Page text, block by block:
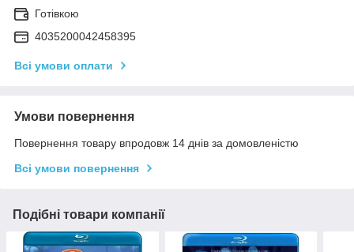
Готівкою
4035200042458395
Всі умови оплати
Умови повернення
Повернення товару впродовж 14 днів за домовленістю
Всі умови повернення
Подібні товари компанії